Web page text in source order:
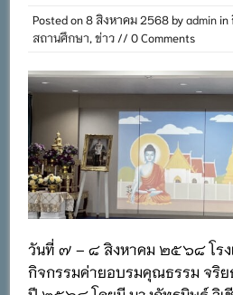
กรกฎาคม ๒๕๖๙
กิจกรรมถวายเทียนพรร
เนื่องในวันอาสาฬหบูชาแ
กิจกรรม SAFETY FOR
ความปลอดภัยในการใช้ร
Posted on8 สิงหาคม 2568byadminin
สถานศึกษา,ข่าว // 0 Comments
วันที่ ๗ – ๘ สิงหาคม ๒๕๖๘ โรง
กิจกรรมค่ายอบรมคุณธรรม จริย